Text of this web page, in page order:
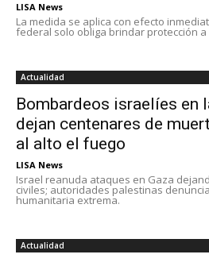
LISA News
La medida se aplica con efecto
federal solo obliga brindar protección
Actualidad
Bombardeos israelíes en
dejan centenares de
al alto el fuego
LISA News
Israel reanuda ataques en Gaza
civiles; autoridades palestinas
humanitaria extrema.
Actualidad